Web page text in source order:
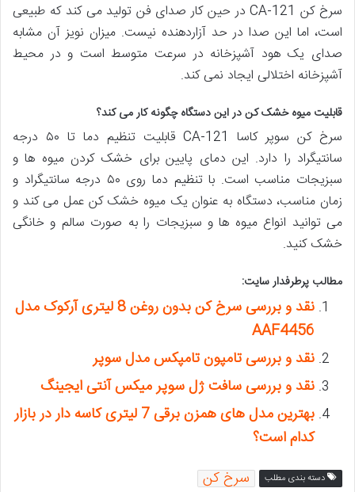
سرخ کن CA-121 در حین کار صدای فن تولید می کند که طبیعی
است، اما این صدا در حد آزاردهنده نیست. میزان نویز آن مشابه
صدای یک هود آشپزخانه در سرعت متوسط است و در محیط
آشپزخانه اختلالی ایجاد نمی کند.
قابلیت میوه خشک کن در این دستگاه چگونه کار می کند؟
سرخ کن سوپر کاسا CA-121 قابلیت تنظیم دما تا ۵۰ درجه
سانتیگراد را دارد. این دمای پایین برای خشک کردن میوه ها و
سبزیجات مناسب است. با تنظیم دما روی ۵۰ درجه سانتیگراد و
زمان مناسب، دستگاه به عنوان یک میوه خشک کن عمل می کند و
می توانید انواع میوه ها و سبزیجات را به صورت سالم و خانگی
خشک کنید.
مطالب پرطرفدار سایت:
نقد و بررسی سرخ کن بدون روغن 8 لیتری آرکوک مدل
AAF4456
نقد و بررسی تامپون تامپکس مدل سوپر
نقد و بررسی سافت ژل سوپر میکس آنتی ایجینگ
بهترین مدل های همزن برقی 7 لیتری کاسه دار در بازار
کدام است؟
دسته بندی مطلب سرخ کن